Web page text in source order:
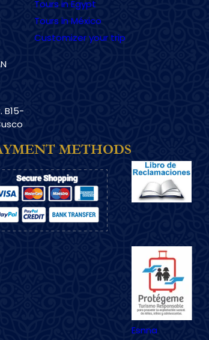
B15-
Tours in Egypt
Tours in México
Customizer your trip
METHODS
Imagen
Esnna